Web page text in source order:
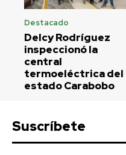
Destacado
Delcy Rodríguez
inspeccionó la
central
termoeléctrica del
estado Carabobo
Suscríbete